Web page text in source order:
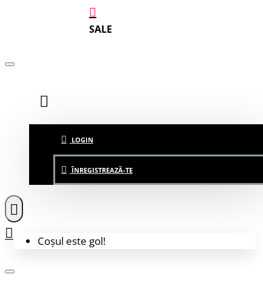
SALE
LOGIN
ÎNREGISTREAZĂ-TE
Coșul este gol!